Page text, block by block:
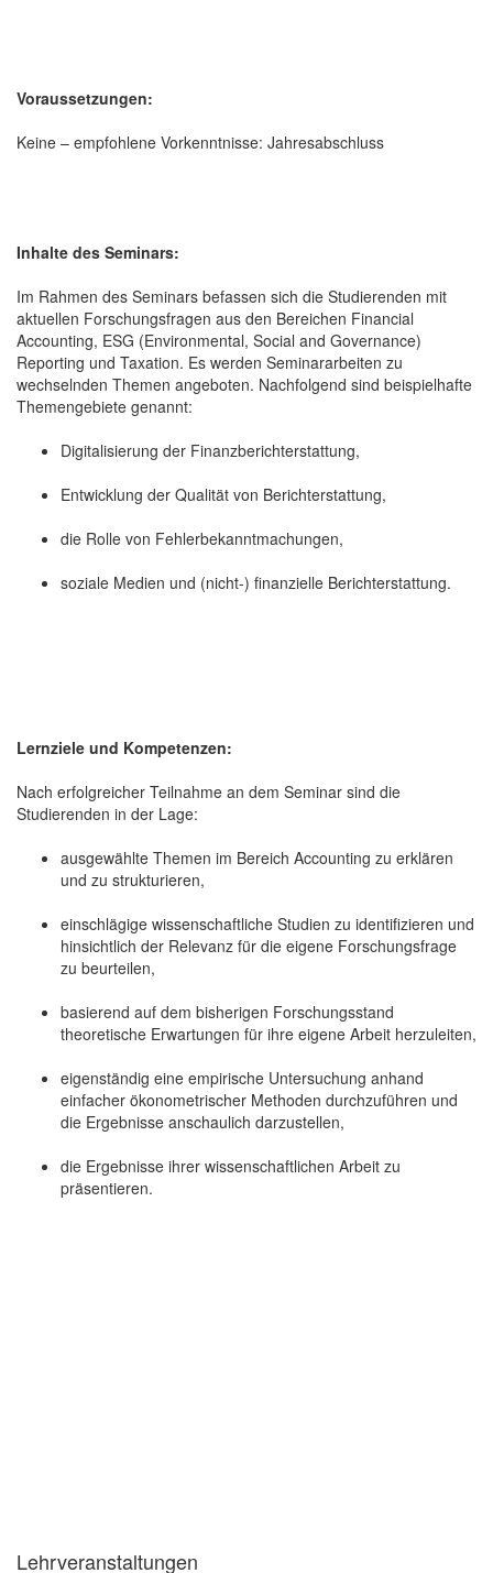
Voraussetzungen:
Keine – empfohlene Vorkenntnisse: Jahresabschluss
Inhalte des Seminars:
Im Rahmen des Seminars befassen sich die Studierenden mit
aktuellen Forschungsfragen aus den Bereichen Financial
Accounting, ESG (Environmental, Social and Governance)
Reporting und Taxation. Es werden Seminararbeiten zu
wechselnden Themen angeboten. Nachfolgend sind beispielhafte
Themengebiete genannt:
Digitalisierung der Finanzberichterstattung,
Entwicklung der Qualität von Berichterstattung,
die Rolle von Fehlerbekanntmachungen,
soziale Medien und (nicht-) finanzielle Berichterstattung.
Lernziele und Kompetenzen:
Nach erfolgreicher Teilnahme an dem Seminar sind die
Studierenden in der Lage:
ausgewählte Themen im Bereich Accounting zu erklären
und zu strukturieren,
einschlägige wissenschaftliche Studien zu identifizieren und
hinsichtlich der Relevanz für die eigene Forschungsfrage
zu beurteilen,
basierend auf dem bisherigen Forschungsstand
theoretische Erwartungen für ihre eigene Arbeit herzuleiten,
eigenständig eine empirische Untersuchung anhand
einfacher ökonometrischer Methoden durchzuführen und
die Ergebnisse anschaulich darzustellen,
die Ergebnisse ihrer wissenschaftlichen Arbeit zu
präsentieren.
Lehrveranstaltungen